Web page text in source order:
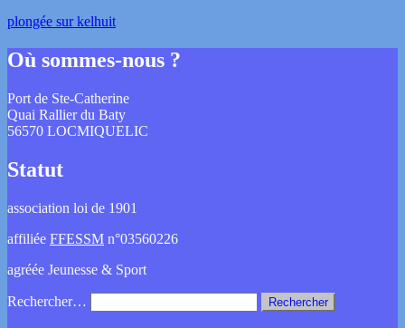
plongée sur kelhuit
Où sommes-nous ?
Port de Ste-Catherine
Quai Rallier du Baty
56570 LOCMIQUELIC
Statut
association loi de 1901
affiliée FFESSM n°03560226
agréée Jeunesse & Sport
Rechercher…